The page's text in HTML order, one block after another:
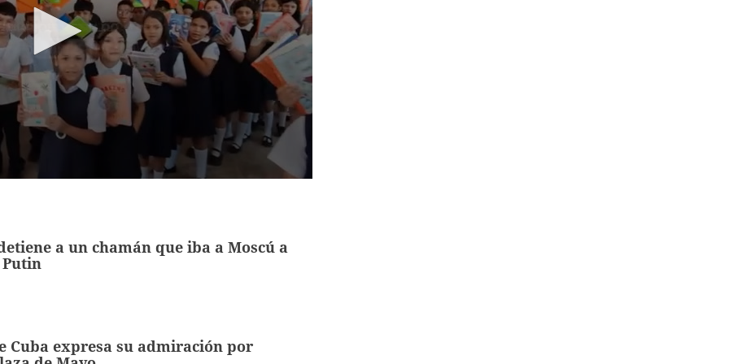
a un chamán que iba a Moscú a
Cuba expresa su admiración por